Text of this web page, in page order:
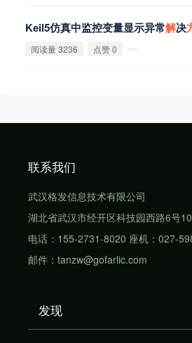
Keil5仿真中监控变量显示异常解决
阅读量 3236 点赞 0
联系我们
武汉格发信息技术有限公司
湖北省武汉市经开区科技园西路6号
电话：155-2731-8020 座机：027-
邮件：tanzw@gofarlic.com
发现